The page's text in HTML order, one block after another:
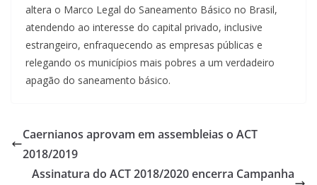
altera o Marco Legal do Saneamento Básico no Brasil,
atendendo ao interesse do capital privado, inclusive
estrangeiro, enfraquecendo as empresas públicas e
relegando os municípios mais pobres a um verdadeiro
apagão do saneamento básico.
Caernianos aprovam em assembleias o ACT
2018/2019
Assinatura do ACT 2018/2020 encerra Campanha